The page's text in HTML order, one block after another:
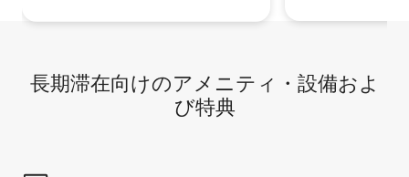
長期滞在向け⁠のア⁠メ⁠ニ⁠テ⁠ィ⁠・設⁠備⁠およ
び特⁠典